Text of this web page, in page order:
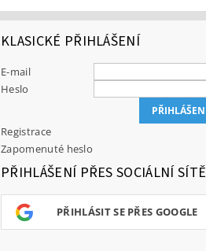
KLASICKÉ PŘIHLÁŠENÍ
E-mail
Heslo
Registrace
Zapomenuté heslo
PŘIHLÁŠENÍ PŘES SOCIÁLNÍ SÍTĚ
PŘIHLÁSIT SE PŘES GOOGLE